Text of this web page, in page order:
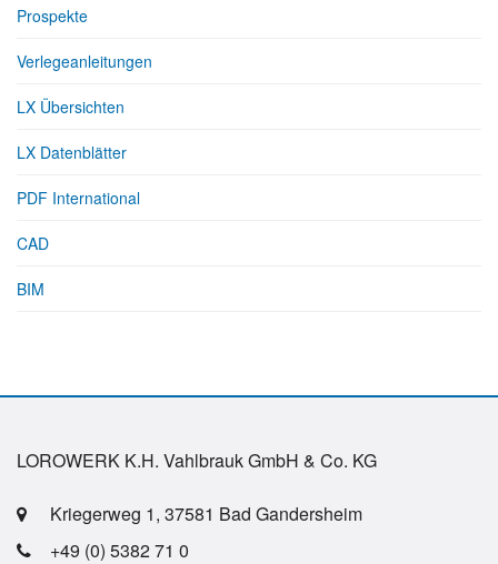
Prospekte
Verlegeanleitungen
LX Übersichten
LX Datenblätter
PDF International
CAD
BIM
LOROWERK K.H. Vahlbrauk GmbH & Co. KG
Kriegerweg 1, 37581 Bad Gandersheim
+49 (0) 5382 71 0